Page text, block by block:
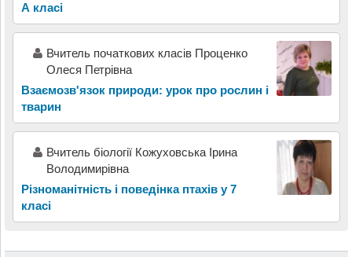
А класі
Вчитель початкових класів Проценко
Олеся Петрівна
Взаємозв'язок природи: урок про рослин і
тварин
Вчитель біології Кожуховська Ірина
Володимирівна
Різноманітність і поведінка птахів у 7
класі